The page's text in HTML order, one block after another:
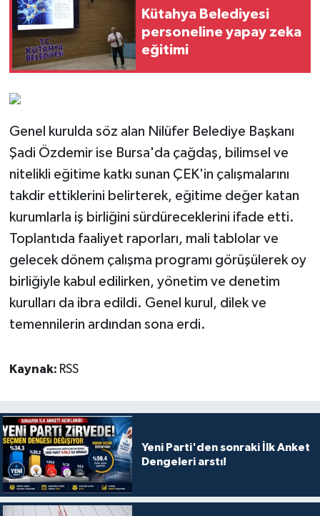
Kütahya Belediyesi
personeline yapay zeka
eğitimi
Genel kurulda söz alan Nilüfer Belediye Başkanı
Şadi Özdemir ise Bursa'da çağdaş, bilimsel ve
nitelikli eğitime katkı sunan ÇEK'in çalışmalarını
takdir ettiklerini belirterek, eğitime değer katan
kurumlarla iş birliğini sürdüreceklerini ifade etti.
Toplantıda faaliyet raporları, mali tablolar ve
gelecek dönem çalışma programı görüşülerek oy
birliğiyle kabul edilirken, yönetim ve denetim
kurulları da ibra edildi. Genel kurul, dilek ve
temennilerin ardından sona erdi.
Kaynak: RSS
Yeni Parti'den sonraki İlk Anket
Dengeleri arstı!